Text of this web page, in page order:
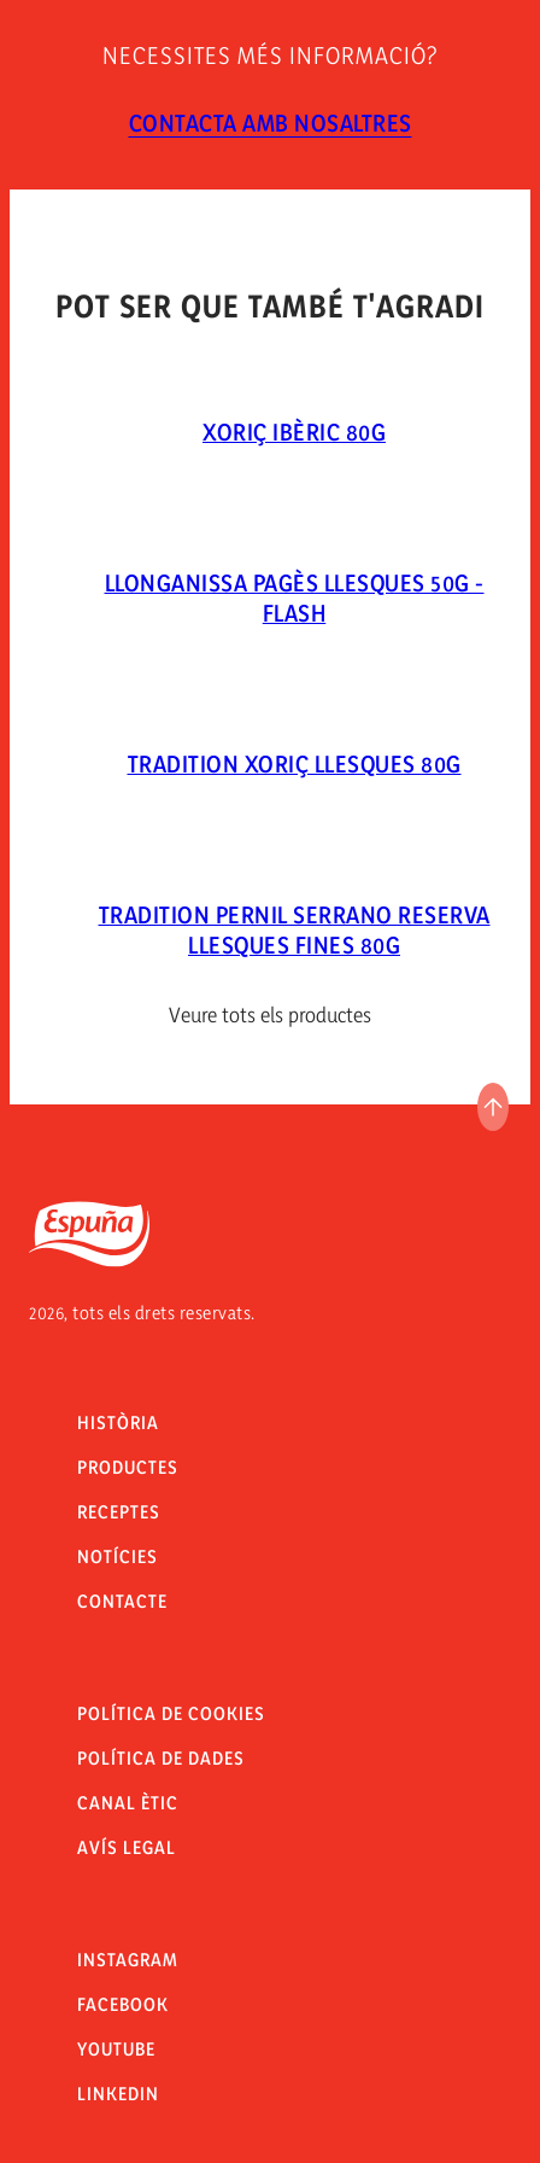
Manténgase entre 0°c y 5°c. una vez abierto el envase
conservar en condiciones de refrigeración, protegido y
de consumir el producto.
Envasado en atmosfera protectora. mezcla de gases:
NECESSITES MÉS INFORMACIÓ?
CONTACTA AMB NOSALTRES
POT SER QUE TAMBÉ T'AGRADI
XORIÇ IBÈRIC 80G
LLONGANISSA PAGÈS LLESQUES 50G -
FLASH
TRADITION XORIÇ LLESQUES 80G
TRADITION PERNIL SERRANO RESERVA
LLESQUES FINES 80G
Veure tots els productes
Espuña
2026, tots els drets reservats.
HISTÒRIA
PRODUCTES
RECEPTES
NOTÍCIES
CONTACTE
POLÍTICA DE COOKIES
POLÍTICA DE DADES
CANAL ÈTIC
AVÍS LEGAL
INSTAGRAM
FACEBOOK
YOUTUBE
LINKEDIN